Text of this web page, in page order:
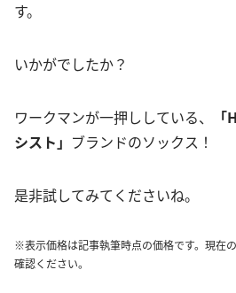
す。
いかがでしたか？
ワークマンが一押ししている、
シスト」 ブランドのソックス！
是非試してみてくださいね。
※表示価格は記事執筆時点の価格です。現在
確認ください。